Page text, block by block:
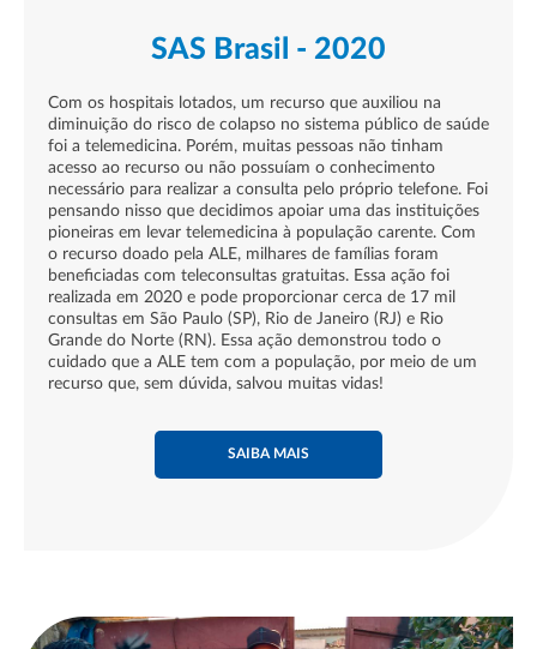
SAS Brasil - 2020
Com os hospitais lotados, um recurso que auxiliou na
diminuição do risco de colapso no sistema público de saúde
foi a telemedicina. Porém, muitas pessoas não tinham
acesso ao recurso ou não possuíam o conhecimento
necessário para realizar a consulta pelo próprio telefone. Foi
pensando nisso que decidimos apoiar uma das instituições
pioneiras em levar telemedicina à população carente. Com
o recurso doado pela ALE, milhares de famílias foram
beneficiadas com teleconsultas gratuitas. Essa ação foi
realizada em 2020 e pode proporcionar cerca de 17 mil
consultas em São Paulo (SP), Rio de Janeiro (RJ) e Rio
Grande do Norte (RN). Essa ação demonstrou todo o
cuidado que a ALE tem com a população, por meio de um
recurso que, sem dúvida, salvou muitas vidas!
SAIBA MAIS